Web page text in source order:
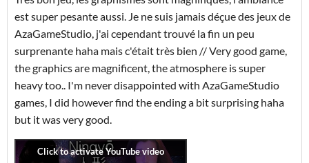
est super pesante aussi. Je ne suis jamais déçue des jeux de
AzaGameStudio, j'ai cependant trouvé la fin un peu
surprenante haha mais c'était très bien // Very good game,
the graphics are magnificent, the atmosphere is super
heavy too.. I'm never disappointed with AzaGameStudio
games, I did however find the ending a bit surprising haha
but it was very good.